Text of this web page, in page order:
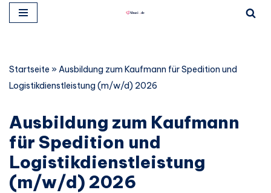
springen
Startseite »Ausbildung zum Kaufmann für Spedition und
Logistikdienstleistung (m/w/d) 2026
Ausbildung zum Kaufmann
für Spedition und
Logistikdienstleistung
(m/w/d) 2026